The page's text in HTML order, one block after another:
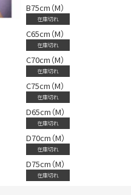
B75cm（M）
在庫切れ
C65cm（M）
在庫切れ
C70cm（M）
在庫切れ
C75cm（M）
在庫切れ
D65cm（M）
在庫切れ
D70cm（M）
在庫切れ
D75cm（M）
在庫切れ